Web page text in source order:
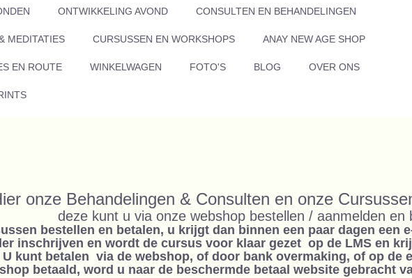
ONTWIKKELING AVOND CONSULTEN EN BEHANDELINGEN
MEDITATIES CURSUSSEN EN WORKSHOPS ANAY NEW AGE SHOP
EN ROUTE WINKELWAGEN FOTO'S BLOG OVER ONS
onze Behandelingen & Consulten en onze
deze kunt u via onze webshop bestellen / aanmelden en
bestellen en betalen, u krijgt dan binnen een paar dagen een
inschrijven en wordt de cursus voor klaar gezet op de LMS en
U kunt betalen via de webshop, of door bank overmaking, of op de
betaald, word u naar de beschermde betaal website gebracht